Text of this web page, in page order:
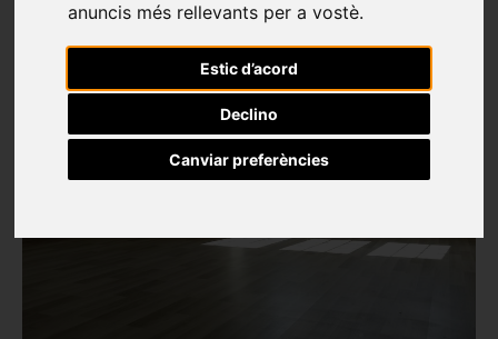
anuncis més rellevants per a vostè.
Estic d’acord
Declino
Canviar preferències